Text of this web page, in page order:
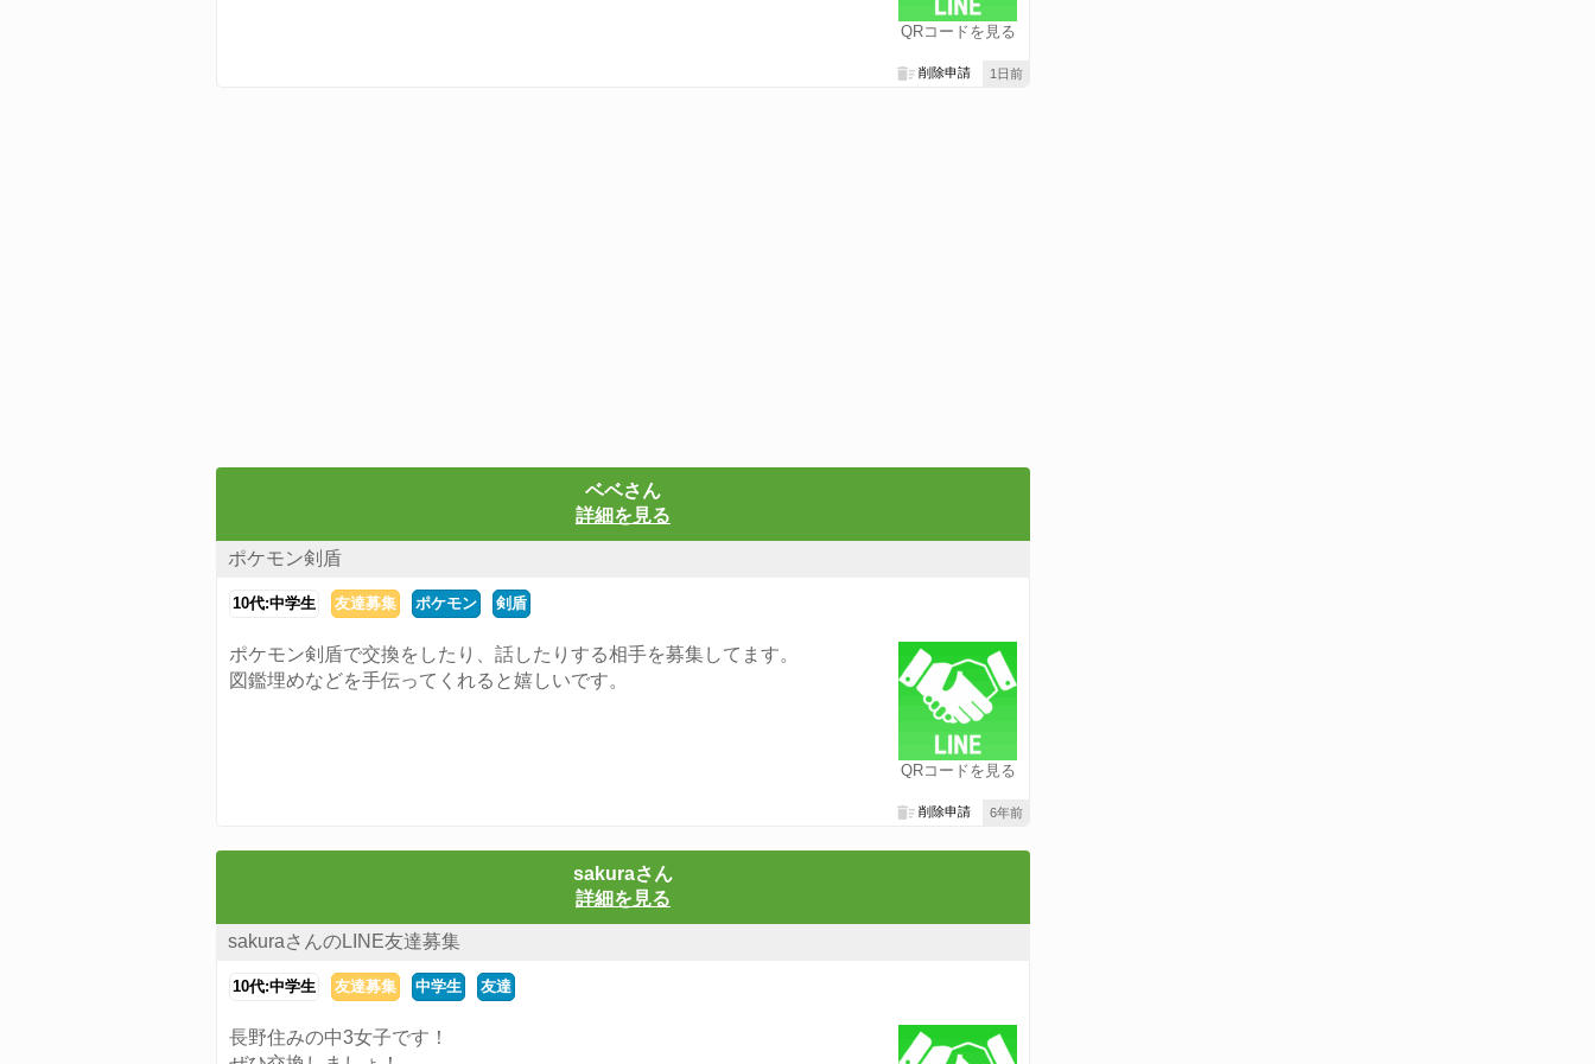
QRコードを見る
1日前
削除申請
ベベさん
詳細を見る
ポケモン剣盾
10代:中学生 友達募集 ポケモン 剣盾
QRコードを見る
ポケモン剣盾で交換をしたり、話したりする相手を募集してます。
図鑑埋めなどを手伝ってくれると嬉しいです。
6年前
削除申請
sakuraさん
詳細を見る
sakuraさんのLINE友達募集
10代:中学生 友達募集 中学生 友達
長野住みの中3女子です！